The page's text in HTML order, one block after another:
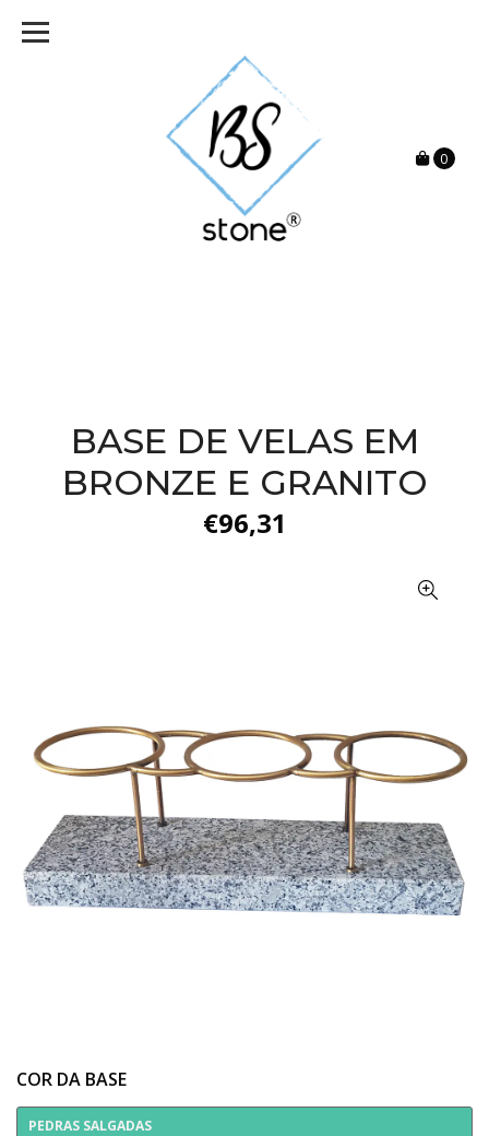
0
BASE DE VELAS EM
BRONZE E GRANITO
€96,31
COR DA BASE
PEDRAS SALGADAS